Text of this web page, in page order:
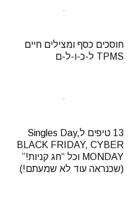
חוסכים כסף ומצילים חיים
TPMS ל-כ-ו-ל-ם
13 טיפים לSingles Day,
BLACK FRIDAY, CYBER
MONDAY וכל “חג קניות!”
(שכנראה עוד לא שמעתם!)